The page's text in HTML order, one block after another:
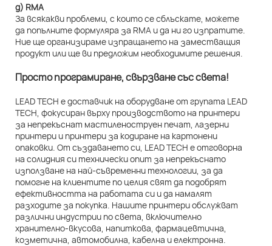
д) RMA
За всякакви проблеми, с които се сблъскате, можете
да попълните формуляра за RMA и да ни го изпратите.
Ние ще организираме изпращането на заместващия
продукт или ще ви предложим необходимите решения.
Просто програмиране, свързване със света!
LEAD TECH е доставчик на оборудване от групата LEAD
TECH, фокусиран върху производството на принтери
за непрекъснат мастиленоструен печат, лазерни
принтери и принтери за кодиране на картонени
опаковки. От създаването си, LEAD TECH е отговорна
на солидния си технически опит за непрекъснато
използване на най-съвременни технологии, за да
помогне на клиентите по целия свят да подобрят
ефективността на работата си и да намалят
разходите за покупка. Нашите принтери обслужват
различни индустрии по света, включително
хранително-вкусова, напиткова, фармацевтична,
козметична, автомобилна, кабелна и електронна.